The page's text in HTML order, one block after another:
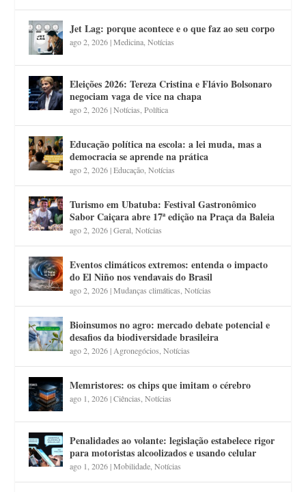
Jet Lag: porque acontece e o que faz ao seu corpo
ago 2, 2026|Medicina ,Notícias
Eleições 2026: Tereza Cristina e Flávio Bolsonaro
negociam vaga de vice na chapa
ago 2, 2026|Notícias ,Política
Educação política na escola: a lei muda, mas a
democracia se aprende na prática
ago 2, 2026|Educação ,Notícias
Turismo em Ubatuba: Festival Gastronômico
Sabor Caiçara abre 17ª edição na Praça da Baleia
ago 2, 2026|Geral ,Notícias
Eventos climáticos extremos: entenda o impacto
do El Niño nos vendavais do Brasil
ago 2, 2026|Mudanças climáticas ,Notícias
Bioinsumos no agro: mercado debate potencial e
desafios da biodiversidade brasileira
ago 2, 2026| Agronegócios ,Notícias
Memristores: os chips que imitam o cérebro
ago 1, 2026|Ciências ,Notícias
Penalidades ao volante: legislação estabelece rigor
para motoristas alcoolizados e usando celular
ago 1, 2026|Mobilidade ,Notícias